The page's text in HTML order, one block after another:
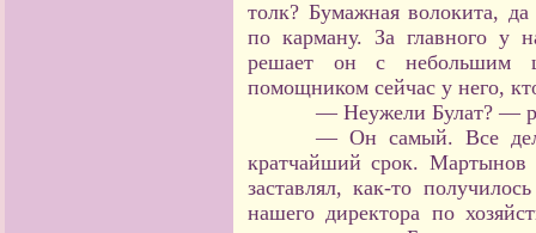
толк? Бумажная волокита,
по карману. За главного у
решает он с небольшим
помощником сейчас у него,
— Неужели Булат? —
— Он самый. Все
кратчайший срок. Мартынов
заставлял, как-то
нашего директора по